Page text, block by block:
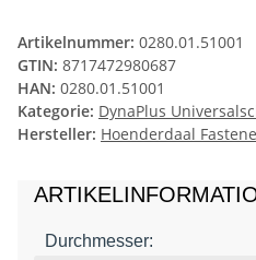
Artikelnummer: 0280.01.51001
GTIN: 8717472980687
HAN: 0280.01.51001
Kategorie: DynaPlus
Hersteller: Hoenderdaal
Durchmesser: